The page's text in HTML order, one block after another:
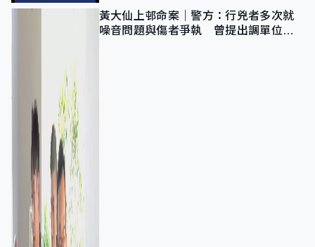
黃大仙上邨命案｜警方：行兇者多次就
噪音問題與傷者爭執 曾提出調單位已